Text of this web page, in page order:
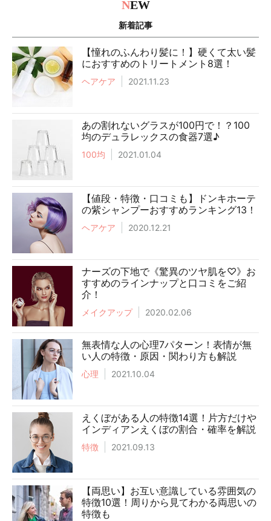
NEW
新着記事
【憧れのふんわり髪に！】硬くて太い髪
におすすめのトリートメント8選！
ヘアケア 2021.11.23
あの割れないグラスが100円で！？100
均のデュラレックスの食器7選♪
100均 2021.01.04
【値段・特徴・口コミも】ドンキホーテ
の紫シャンプーおすすめランキング13！
ヘアケア 2020.12.21
ナーズの下地で《驚異のツヤ肌を♡》お
すすめのラインナップと口コミをご紹
介！
メイクアップ 2020.02.06
無表情な人の心理7パターン！表情が無
い人の特徴・原因・関わり方も解説
心理 2021.10.04
えくぼがある人の特徴14選！片方だけや
インディアンえくぼの割合・確率を解説
特徴 2021.09.13
【両思い】お互い意識している雰囲気の
特徴10選！周りから見てわかる両思いの
特徴も